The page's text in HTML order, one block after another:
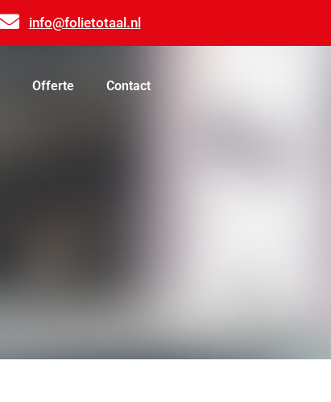
info@folietotaal.nl
Offerte Contact